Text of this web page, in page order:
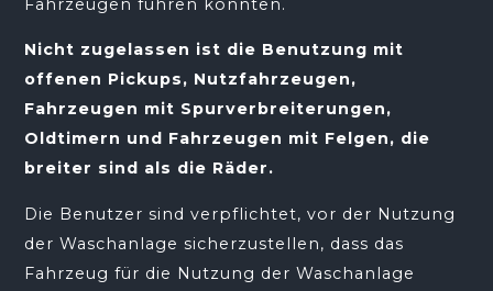
Fahrzeugen führen könnten.
Nicht zugelassen ist die Benutzung mit
offenen Pickups, Nutzfahrzeugen,
Fahrzeugen mit Spurverbreiterungen,
Oldtimern und Fahrzeugen mit Felgen, die
breiter sind als die Räder.
Die Benutzer sind verpflichtet, vor der Nutzung
der Waschanlage sicherzustellen, dass das
Fahrzeug für die Nutzung der Waschanlage